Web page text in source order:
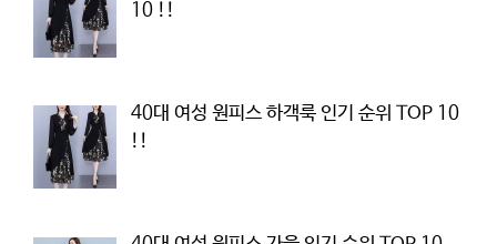
10 !!
40대 여성 원피스 하객룩 인기 순위 TOP 10
!!